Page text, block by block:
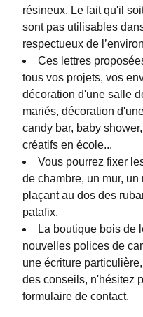
résineux. Le fait qu'il
sont pas utilisables
respectueux de
Ces lettres
tous vos projets, vos
décoration d'une salle
mariés, décoration
candy bar, baby
créatifs en école...
Vous pourrez fixer
de chambre, un mur,
plaçant au dos des
patafix.
La boutique bois de
nouvelles polices de
une écriture
des conseils, n'hésitez
formulaire de contact.